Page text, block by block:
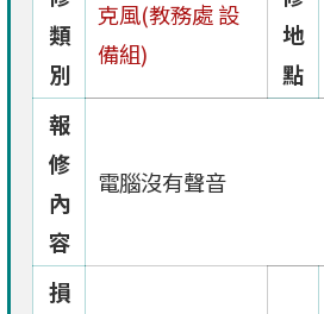
類
別
克風(教務處 設
備組)
地
點
報
修
內
容
電腦沒有聲音
損